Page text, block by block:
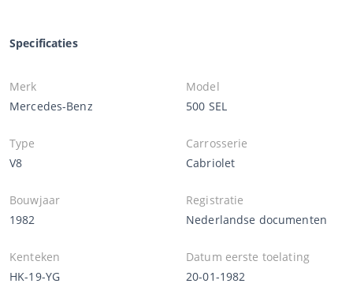
Specificaties
Merk
Mercedes-Benz
Model
500 SEL
Type
V8
Carrosserie
Cabriolet
Bouwjaar
1982
Registratie
Nederlandse documenten
Kenteken
HK-19-YG
Datum eerste toelating
20-01-1982